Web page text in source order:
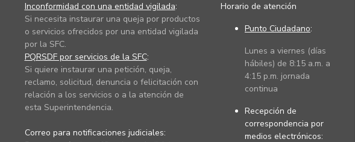
Inconformidad con una entidad vigilada:
Si necesita instaurar una queja por productos
o servicios ofrecidos por una entidad vigilada
por la SFC.
PQRSDF por servicios de la SFC:
Si quiere instaurar una petición, queja,
reclamo, solicitud, denuncia o felicitación con
relación a los servicios o a la atención de
esta Superintendencia.
Correo para notificaciones judiciales:
Horario de atención
Punto Ciudadano:
Lunes a viernes (días
hábiles) de 8:15 a.m. a
4:15 p.m. jornada
continua
Recepción de
correspondencia por
medios electrónicos: